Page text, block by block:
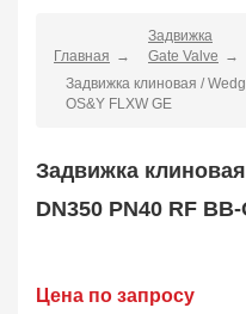
Globe Valve
2191
Клапан регулирующий
Control Valve
2
Клапан обратный
Plug Valve
148
Главная
Задвижка
Gate Valve
Задвижка клиновая /
OS&Y FLXW GE
Задвижка
DN350 PN40 RF
Цена по запросу